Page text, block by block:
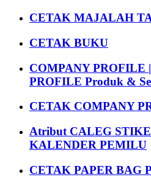
CETAK MAJALAH
CETAK BUKU
COMPANY PROFILE
PROFILE Produk &
CETAK COMPANY
Atribut CALEG
KALENDER PEMILU
CETAK PAPER BAG